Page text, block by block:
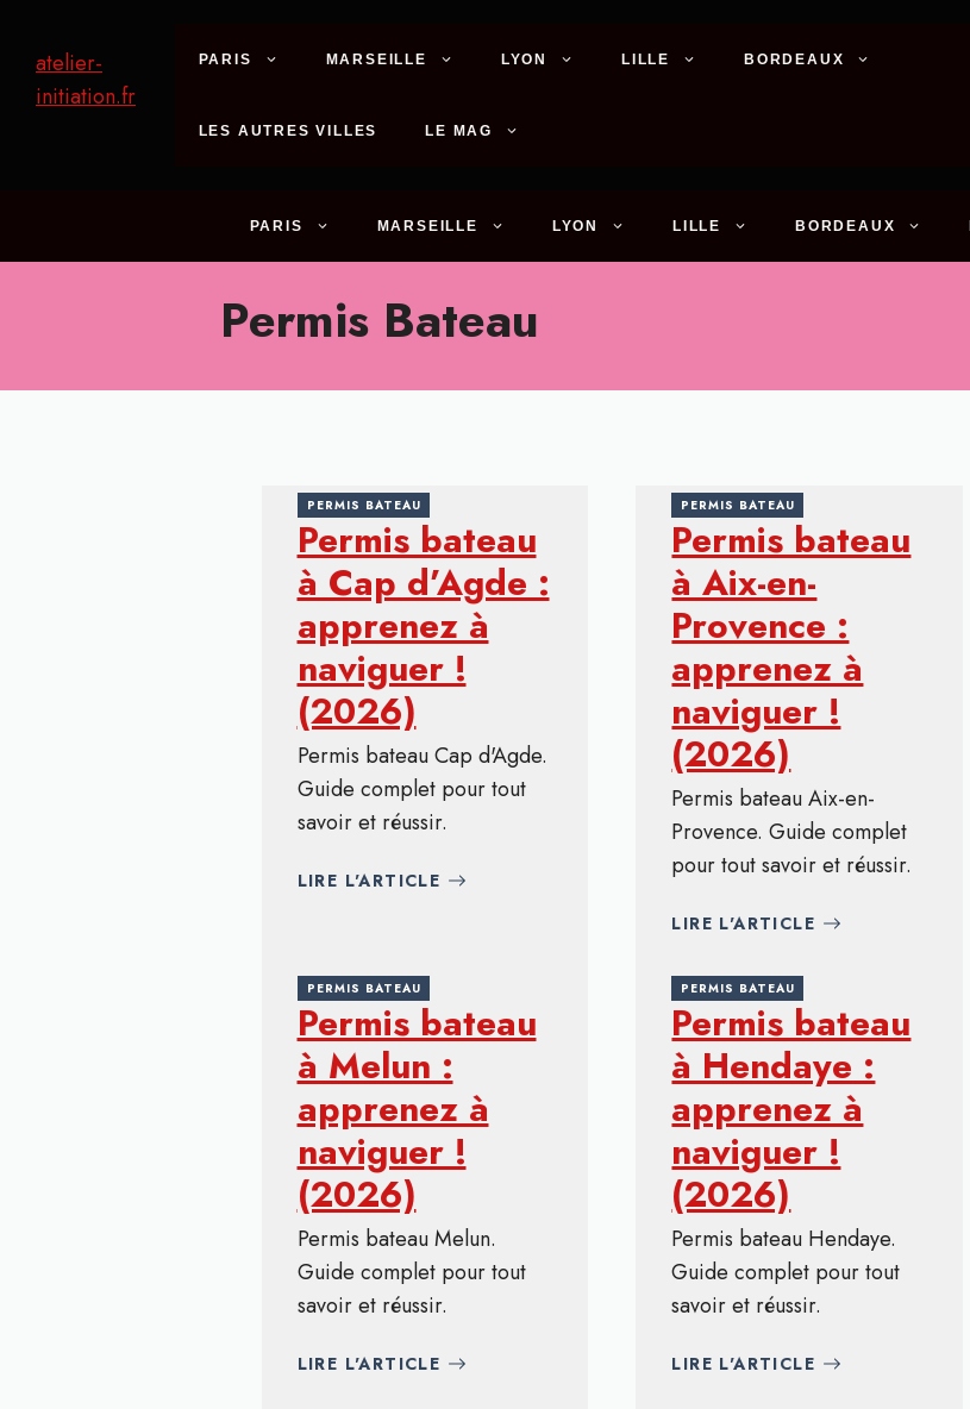
contenu
atelier-
initiation.fr
PARIS MARSEILLE LYON LILLE BORDEAUX
LES AUTRES VILLES LE MAG
PARIS MARSEILLE LYON LILLE BORDEAUX
Permis Bateau
PERMIS BATEAU
Permis bateau
à Cap d’Agde :
apprenez à
naviguer !
(2026)
Permis bateau Cap d'Agde.
Guide complet pour tout
savoir et réussir.
LIRE L'ARTICLE
PERMIS BATEAU
Permis bateau
à Aix-en-
Provence :
apprenez à
naviguer !
(2026)
Permis bateau Aix-en-
Provence. Guide complet
pour tout savoir et réussir.
LIRE L'ARTICLE
PERMIS BATEAU
Permis bateau
à Melun :
apprenez à
naviguer !
(2026)
Permis bateau Melun.
Guide complet pour tout
savoir et réussir.
LIRE L'ARTICLE
PERMIS BATEAU
Permis bateau
à Hendaye :
apprenez à
naviguer !
(2026)
Permis bateau Hendaye.
Guide complet pour tout
savoir et réussir.
LIRE L'ARTICLE